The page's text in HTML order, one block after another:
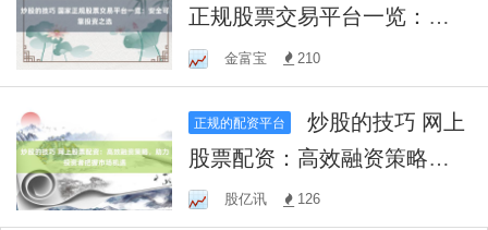
正规股票交易平台一览：安
全可靠投资之选
金富宝 210
正规的配资平台
炒股的技巧 网上
股票配资：高效融资策略，
助力投资者把握市场机遇
股亿讯 126